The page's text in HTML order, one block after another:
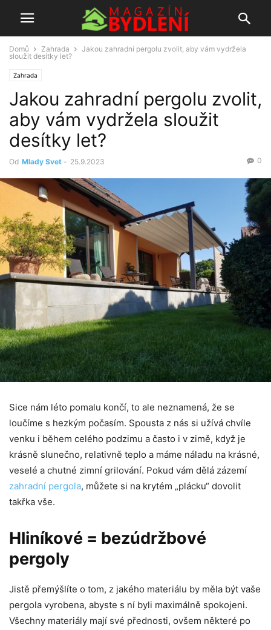
Domů Zahrada
Jakou zahradní pergolu zvolit, aby vám vydržela
sloužit desítky let?
Zahrada
Jakou zahradní pergolu zvolit,
aby vám vydržela sloužit
desítky let?
Od Mlady Svet - 25.9.2023 0
Sice nám léto pomalu končí, to ale neznamená, že se
loučíme s hezkým počasím. Spousta z nás si užívá chvíle
venku i během celého podzimu a často i v zimě, když je
krásně slunečno, relativně teplo a máme náladu na krásné,
veselé a chutné zimní grilování. Pokud vám dělá zázemí
zahradní pergola, můžete si na krytém „plácku“ dovolit
takřka vše.
Hliníkové = bezúdržbové
pergoly
Jistě přemýšlíte o tom, z jakého materiálu by měla být vaše
pergola vyrobena, abyste s ní byli maximálně spokojeni.
Všechny materiály mají své přednosti, ovšem některé po